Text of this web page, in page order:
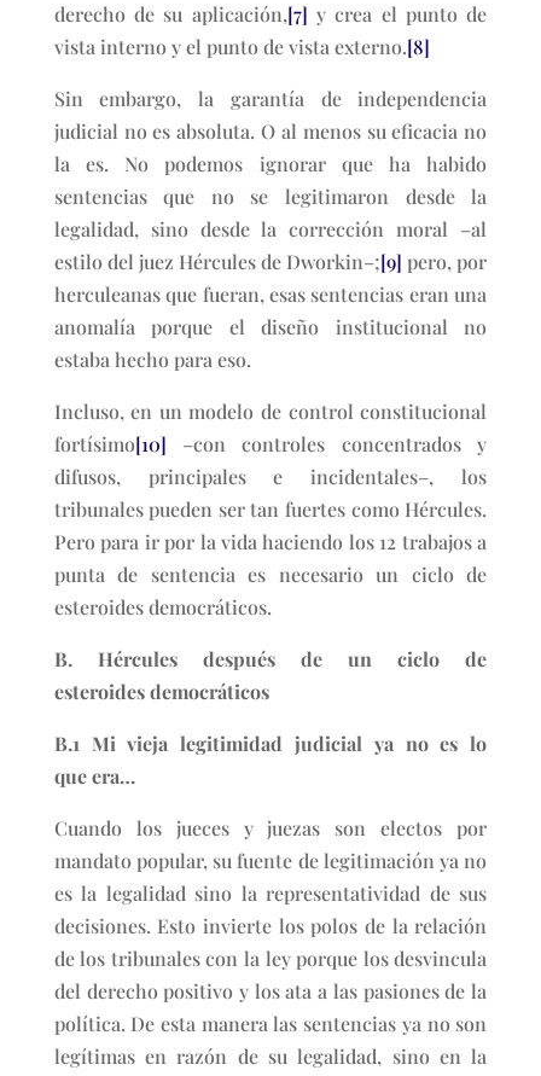
derecho de su aplicación,[7] y crea el punto de
vista interno y el punto de vista externo.[8]
Sin embargo, la garantía de independencia
judicial no es absoluta. O al menos su eficacia no
la es. No podemos ignorar que ha habido
sentencias que no se legitimaron desde la
legalidad, sino desde la corrección moral –al
estilo del juez Hércules de Dworkin–;[9] pero, por
herculeanas que fueran, esas sentencias eran una
anomalía porque el diseño institucional no
estaba hecho para eso.
Incluso, en un modelo de control constitucional
fortísimo[10] –con controles concentrados y
difusos, principales e incidentales–, los
tribunales pueden ser tan fuertes como Hércules.
Pero para ir por la vida haciendo los 12 trabajos a
punta de sentencia es necesario un ciclo de
esteroides democráticos.
B. Hércules después de un ciclo de
esteroides democráticos
B.1 Mi vieja legitimidad judicial ya no es lo
que era…
Cuando los jueces y juezas son electos por
mandato popular, su fuente de legitimación ya no
es la legalidad sino la representatividad de sus
decisiones. Esto invierte los polos de la relación
de los tribunales con la ley porque los desvincula
del derecho positivo y los ata a las pasiones de la
política. De esta manera las sentencias ya no son
legítimas en razón de su legalidad, sino en la